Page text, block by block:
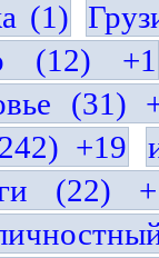
(1)
(12) +1
(31)
+19
(22)